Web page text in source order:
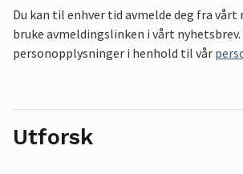
Du kan til enhver tid avmelde deg fra vårt
bruke avmeldingslinken i vårt nyhetsbrev.
personopplysninger i henhold til vår
Utforsk